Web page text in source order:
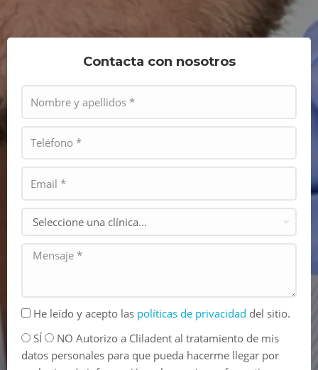
Contacta con nosotros
He leído y acepto las políticas de privacidad del sitio.
SÍ
NO Autorizo a Cliladent al tratamiento de mis
datos personales para que pueda hacerme llegar por